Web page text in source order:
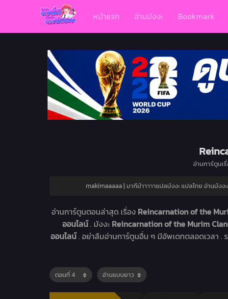
หน้าแรก อ่านมังงะ Bookmark
อ่านการ์ตูนเ
makimaaaaa | มากีม้าาาาาแปลมังงะ แปลไทย อ่านมังง
อ่านการ์ตูนตอนล่าสุด เรื่อง Reincarnation of the
ออนไลน์. มังงะ Reincarnation of the Murim
ออนไลน์. อย่าลืมอ่านการ์ตูนอื่น ๆ มีอัพเดทตลอดเวลา .